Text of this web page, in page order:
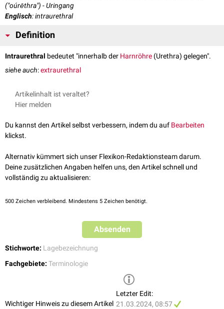
("oúrēthra") - Uringang
Englisch: intraurethral
Definition
Intraurethral bedeutet "innerhalb der Harnröhre (Urethra) gelegen".
siehe auch:extraurethral
Artikelinhalt ist veraltet?
Hier melden
Du kannst den Artikel selbst verbessern, indem du auf Bearbeiten
klickst.
Alternativ kümmert sich unser Flexikon-Redaktionsteam darum.
Deine zusätzlichen Angaben helfen uns, den Artikel schnell und
vollständig zu aktualisieren:
500 Zeichen verbleibend. Mindestens 5 Zeichen benötigt.
Absenden
Stichworte: Lagebezeichnung
Fachgebiete: Terminologie
Wichtiger Hinweis zu diesem Artikel
Letzter Edit:
21.03.2024, 08:57